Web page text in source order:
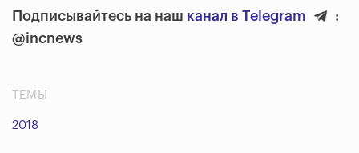
Подписывайтесь на наш канал в Telegram
:
@incnews
ТЕМЫ
2018